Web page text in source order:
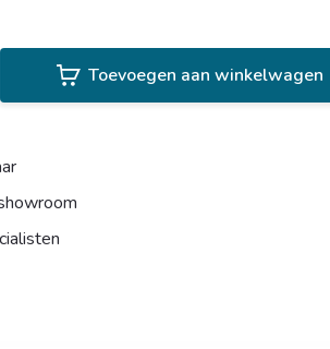
Toevoegen aan winkelwagen